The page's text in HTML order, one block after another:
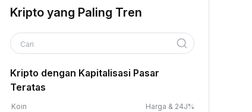
Kripto yang Paling Tren
Cari
Kripto dengan Kapitalisasi Pasar
Teratas
Koin Harga & 24J%